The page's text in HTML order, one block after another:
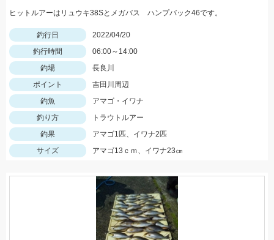
ヒットルアーはリュウキ38Sとメガバス ハンプバック46です。
釣行日
2022/04/20
釣行時間
06:00～14:00
釣場
長良川
ポイント
吉田川周辺
釣魚
アマゴ・イワナ
釣り方
トラウトルアー
釣果
アマゴ1匹、イワナ2匹
サイズ
アマゴ13ｃｍ、イワナ23㎝